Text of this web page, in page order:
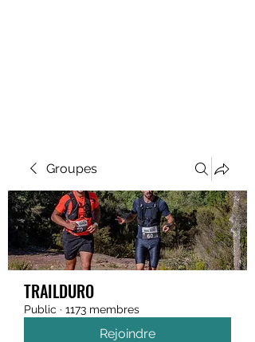
Groupes
TRAILDURO
Public · 1173 membres
Rejoindre